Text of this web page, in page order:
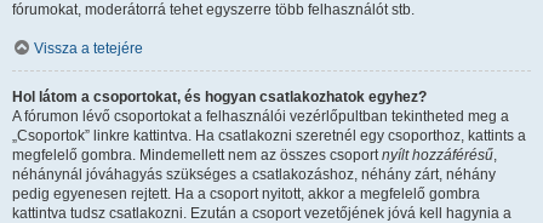
fórumokat, moderátorrá tehet egyszerre több felhasználót stb.
Vissza a tetejére
Hol látom a csoportokat, és hogyan csatlakozhatok egyhez?
A fórumon lévő csoportokat a felhasználói vezérlőpultban tekintheted meg a
„Csoportok” linkre kattintva. Ha csatlakozni szeretnél egy csoporthoz, kattints a
megfelelő gombra. Mindemellett nem az összes csoportnyílt hozzáférésű,
néhánynál jóváhagyás szükséges a csatlakozáshoz, néhány zárt, néhány
pedig egyenesen rejtett. Ha a csoport nyitott, akkor a megfelelő gombra
kattintva tudsz csatlakozni. Ezután a csoport vezetőjének jóvá kell hagynia a